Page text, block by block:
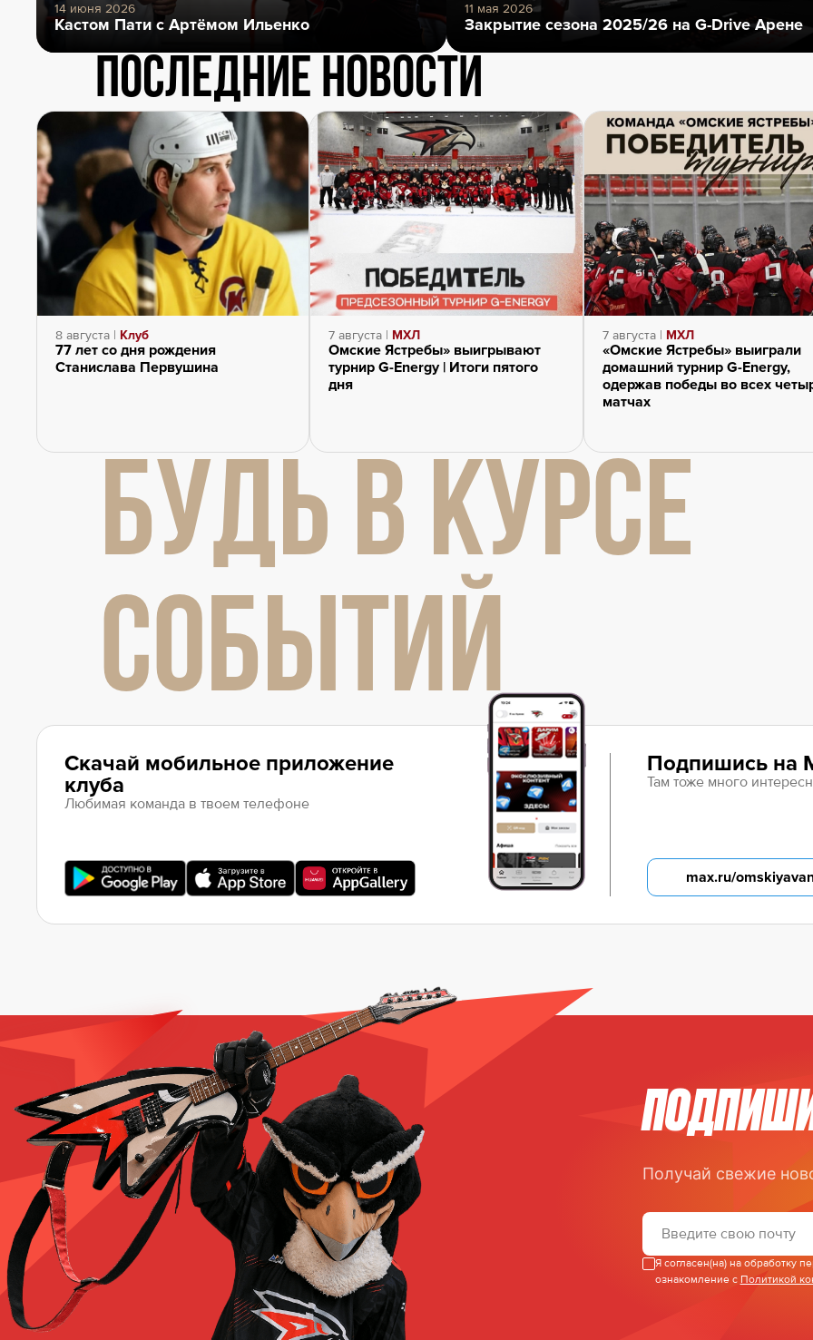
14 июня 2026
Кастом Пати с Артёмом Ильенко
11 мая 2026
Закрытие сезона 2025/26 на G-Drive Арене
Последние новости
8 августа | Клуб
77 лет со дня рождения
Станислава Первушина
7 августа | МХЛ
Омские Ястребы» выигрывают
турнир G-Energy | Итоги пятого
дня
7 августа | МХЛ
«Омские Ястребы» выиграли
домашний турнир G-Energy,
одержав победы во всех
матчах
БУДЬ В КУРСЕ
СОБЫТИЙ
Скачай мобильное приложение
клуба
Любимая команда в твоем телефоне
Подпишись на
Там тоже много
max.ru/
Получай свежие
Я согласен(на) на обработку
ознакомление с Политикой